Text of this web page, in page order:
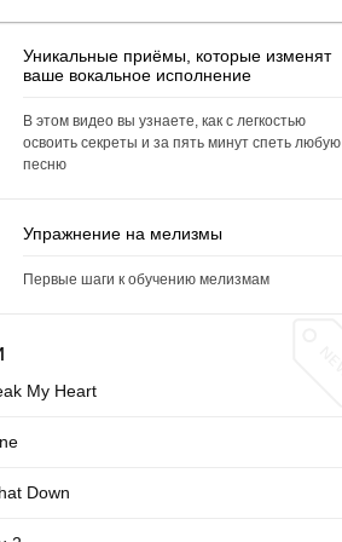
Уникальные приёмы, которые изменят
ваше вокальное исполнение
В этом видео вы узнаете, как с легкостью
освоить секреты и за пять минут спеть любую
песню
Упражнение на мелизмы
Первые шаги к обучению мелизмам
My Heart
Down